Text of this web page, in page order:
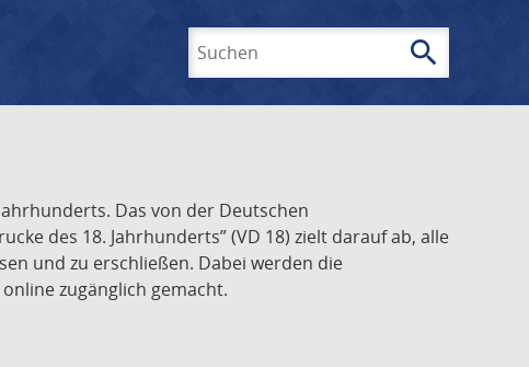
search
Das von der Deutschen
des 18. Jahrhunderts” (VD 18) zielt darauf ab, alle
und zu erschließen. Dabei werden die
zugänglich gemacht.